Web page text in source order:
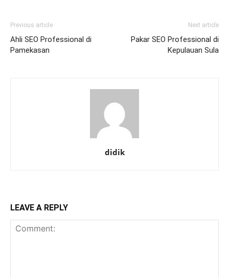
Previous article
Ahli SEO Professional di
Pamekasan
Next article
Pakar SEO Professional di
Kepulauan Sula
didik
LEAVE A REPLY